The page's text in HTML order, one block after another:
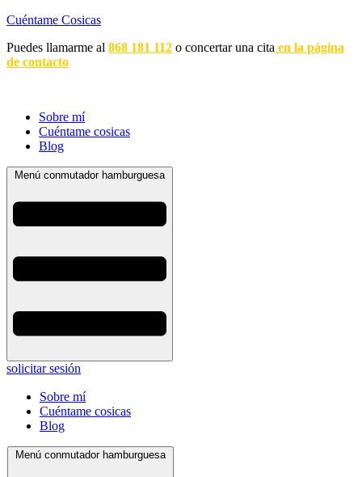
Cuéntame Cosicas
Puedes llamarme al 868 181 112 o concertar una cita en la página
de contacto
Sobre mí
Cuéntame cosicas
Blog
Menú conmutador hamburguesa
solicitar sesión
Sobre mí
Cuéntame cosicas
Blog
Menú conmutador hamburguesa